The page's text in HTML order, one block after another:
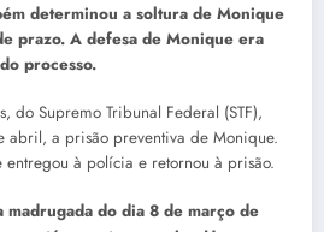
determinou a soltura de Monique
prazo. A defesa de Monique era
processo.
do Supremo Tribunal Federal (STF),
abril, a prisão preventiva de Monique.
à polícia e retornou à prisão.
madrugada do dia 8 de março de